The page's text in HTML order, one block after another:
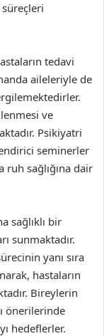
tedavi
aileleriyle de
ve
Psikiyatri
seminerler
sağlığına dair
sağlıklı bir
sunmaktadır.
yanı sıra
hastaların
Bireylerin
önerilerinde
hedeflerler.